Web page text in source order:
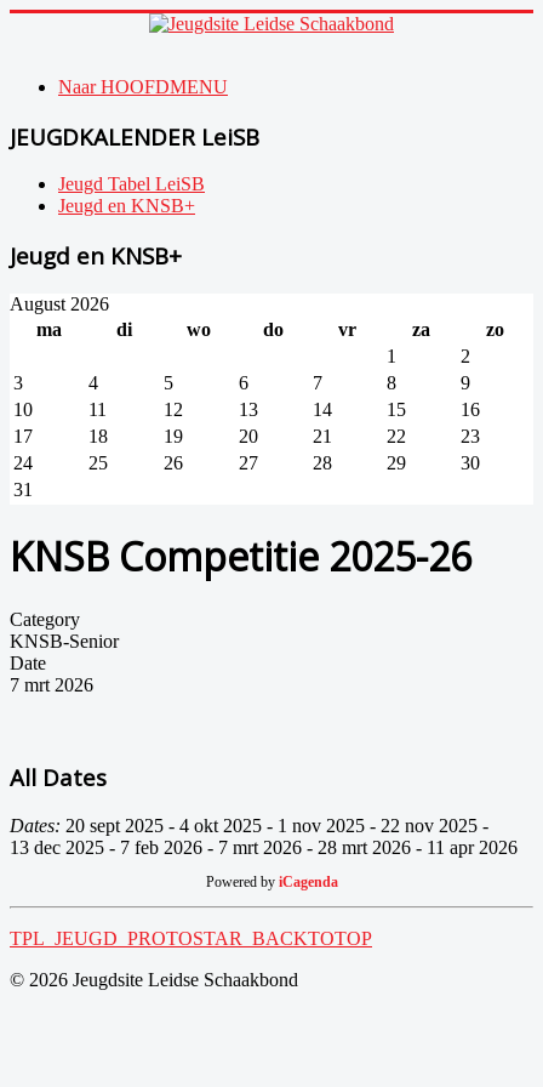
Naar HOOFDMENU
JEUGDKALENDER LeiSB
Jeugd Tabel LeiSB
Jeugd en KNSB+
Jeugd en KNSB+
Year
Month
Year
Month
August 2026
ma
di wo do vr za
zo
1
2
3
4 5 6 7 8
9
10
11 12 13 14 15
16
17
18 19 20 21 22
23
24
25 26 27 28 29
30
31
KNSB Competitie 2025-26
Category
KNSB-Senior
Date
7 mrt 2026
All Dates
Dates: 20 sept 2025 - 4 okt 2025 - 1 nov 2025 - 22 nov 2025 -
13 dec 2025 - 7 feb 2026 - 7 mrt 2026 - 28 mrt 2026 - 11 apr 2026
Powered by iCagenda
TPL_JEUGD_PROTOSTAR_BACKTOTOP
© 2026 Jeugdsite Leidse Schaakbond